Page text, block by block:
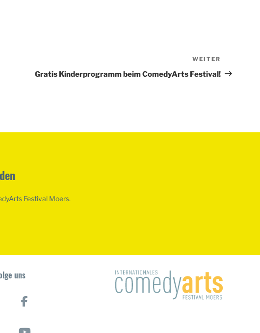
Beitrag
WEITER
Gratis Kinderprogramm beim ComedyArts Festival!
Festival Moers.
uns